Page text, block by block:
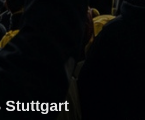
Stuttgart